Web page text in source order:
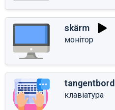
skärm
монітор
tangentbord
клавіатура